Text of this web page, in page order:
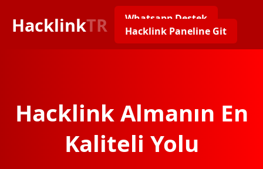
HacklinkTR
Whatsapp Destek
Hacklink Paneline Git
Hacklink Almanın En
Kaliteli Yolu